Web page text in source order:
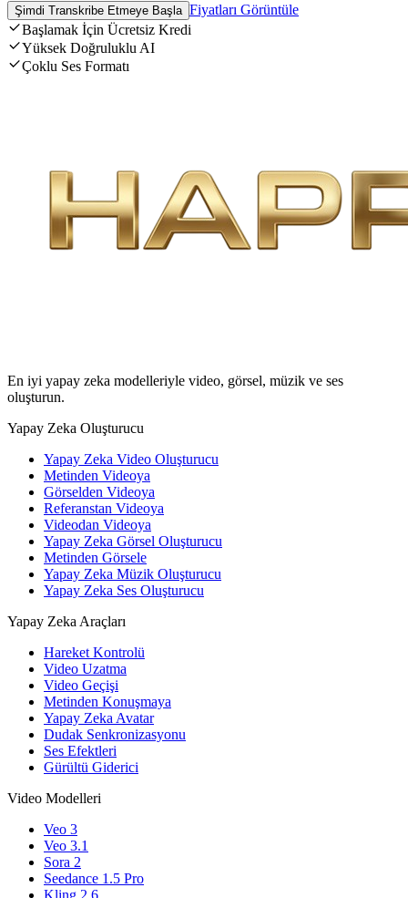
Şimdi Transkribe Etmeye Başla Fiyatları Görüntüle
Başlamak İçin Ücretsiz Kredi
Yüksek Doğruluklu AI
Çoklu Ses Formatı
En iyi yapay zeka modelleriyle video, görsel, müzik ve ses
oluşturun.
Yapay Zeka Oluşturucu
Yapay Zeka Video Oluşturucu
Metinden Videoya
Görselden Videoya
Referanstan Videoya
Videodan Videoya
Yapay Zeka Görsel Oluşturucu
Metinden Görsele
Yapay Zeka Müzik Oluşturucu
Yapay Zeka Ses Oluşturucu
Yapay Zeka Araçları
Hareket Kontrolü
Video Uzatma
Video Geçişi
Metinden Konuşmaya
Yapay Zeka Avatar
Dudak Senkronizasyonu
Ses Efektleri
Gürültü Giderici
Video Modelleri
Veo 3
Veo 3.1
Sora 2
Seedance 1.5 Pro
Kling 2.6